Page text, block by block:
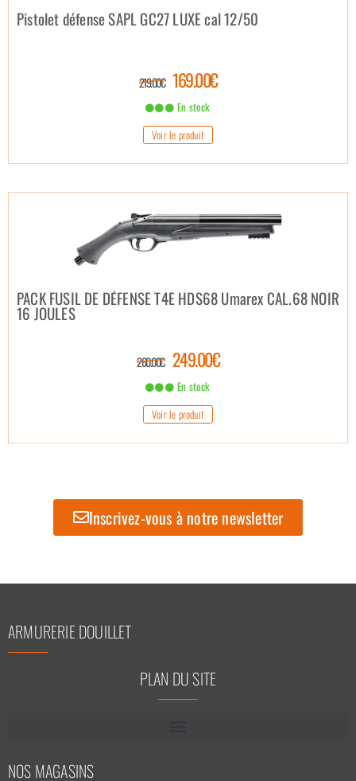
Pistolet défense SAPL GC27 LUXE cal 12/50
219.00€ 169.00€
En stock
Voir le produit
PACK FUSIL DE DÉFENSE T4E HDS68 Umarex CAL.68 NOIR
16 JOULES
260.00€ 249.00€
En stock
Voir le produit
Inscrivez-vous à notre newsletter
ARMURERIE DOUILLET
PLAN DU SITE
NOS MAGASINS